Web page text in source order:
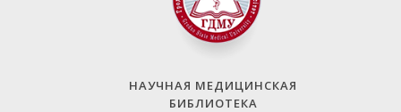
НАУЧНАЯ МЕДИЦИНСКАЯ
БИБЛИОТЕКА